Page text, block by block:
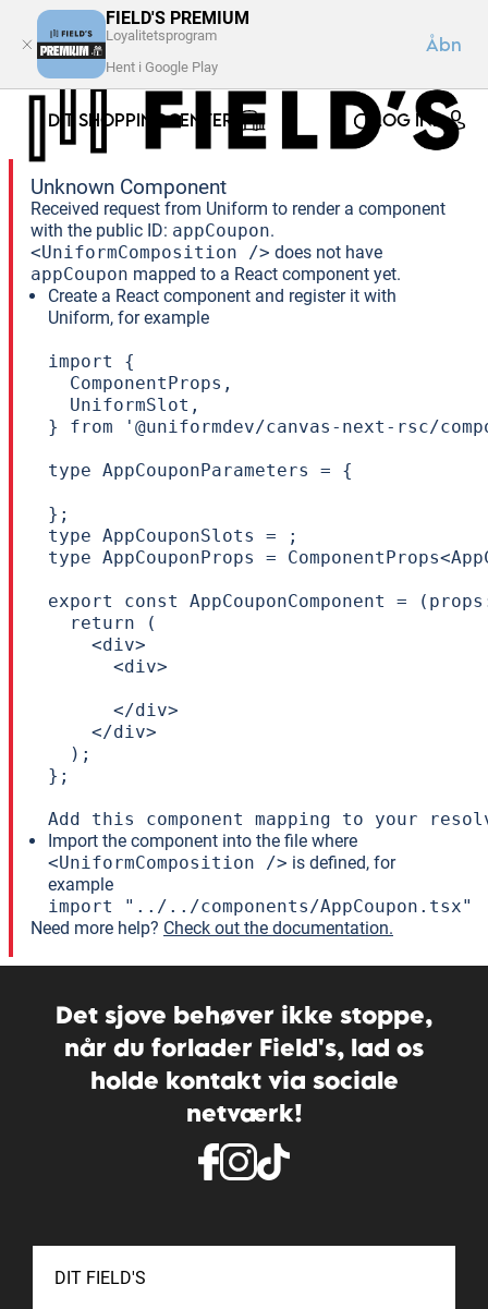
FIELD'S PREMIUM
Loyalitetsprogram
Hent i Google Play
Åbn
DIT SHOPPINGCENTER LOG IND
Unknown Component
Received request from Uniform to render a component
with the public ID: appCoupon.
<UniformComposition /> does not have
appCoupon mapped to a React component yet.
Create a React component and register it with
Uniform, for example
import {
  ComponentProps,
  UniformSlot,
} from '@uniformdev/canvas-next-rsc/
type AppCouponParameters = {
};
type AppCouponSlots = ;
type AppCouponProps =
export const AppCouponComponent =
  return (
    <div>
      <div>
      </div>
    </div>
  );
};
Add this component mapping to your
Import the component into the file where
<UniformComposition /> is defined, for
example
import "../../components/AppCoupon.tsx"
Need more help? Check out the documentation.
Det sjove behøver ikke stoppe,
når du forlader Field's, lad os
holde kontakt via sociale
netværk!
DIT FIELD'S